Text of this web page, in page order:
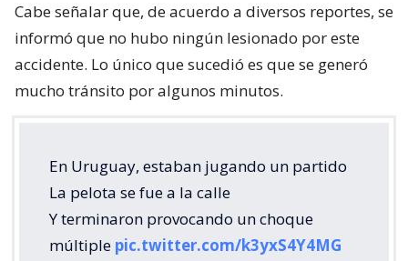
Cabe señalar que, de acuerdo a diversos reportes, se
informó que no hubo ningún lesionado por este
accidente. Lo único que sucedió es que se generó
mucho tránsito por algunos minutos.
En Uruguay, estaban jugando un partido
La pelota se fue a la calle
Y terminaron provocando un choque
múltiple pic.twitter.com/k3yxS4Y4MG